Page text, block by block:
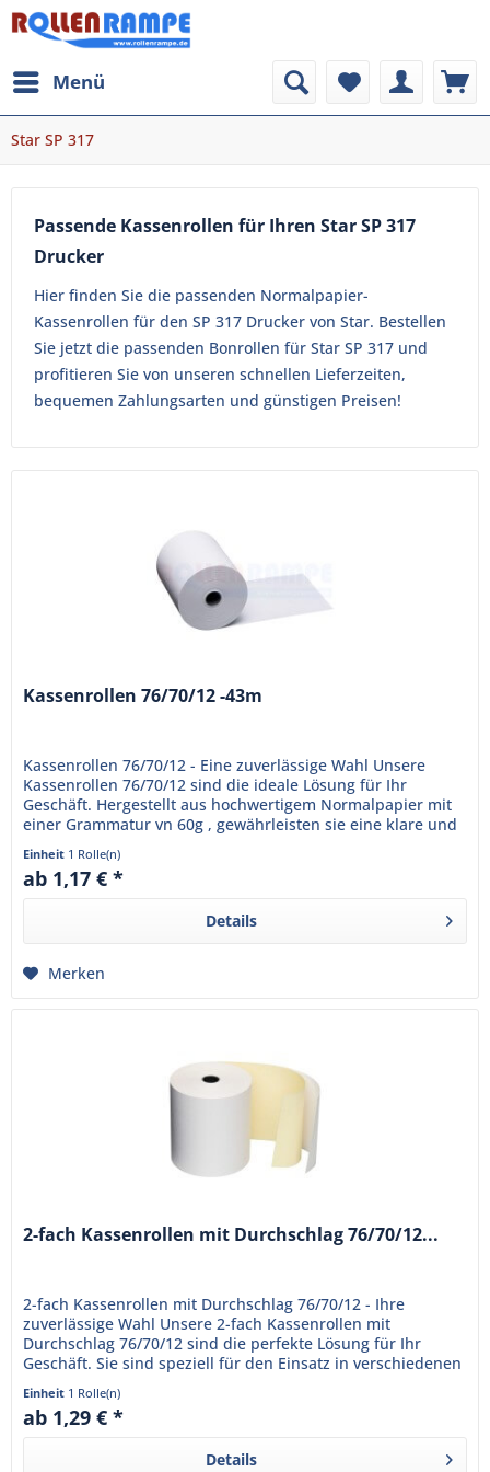
Menü
Star SP 317
Passende Kassenrollen für Ihren Star SP 317
Drucker
Hier finden Sie die passenden Normalpapier-
Kassenrollen für den SP 317 Drucker von Star. Bestellen
Sie jetzt die passenden Bonrollen für Star SP 317 und
profitieren Sie von unseren schnellen Lieferzeiten,
bequemen Zahlungsarten und günstigen Preisen!
Kassenrollen 76/70/12 -43m
Kassenrollen 76/70/12 - Eine zuverlässige Wahl Unsere
Kassenrollen 76/70/12 sind die ideale Lösung für Ihr
Geschäft. Hergestellt aus hochwertigem Normalpapier mit
einer Grammatur vn 60g , gewährleisten sie eine klare und
dauerhafte...
Einheit 1 Rolle(n)
ab 1,17 € *
Details
Merken
2-fach Kassenrollen mit Durchschlag 76/70/12...
2-fach Kassenrollen mit Durchschlag 76/70/12 - Ihre
zuverlässige Wahl Unsere 2-fach Kassenrollen mit
Durchschlag 76/70/12 sind die perfekte Lösung für Ihr
Geschäft. Sie sind speziell für den Einsatz in verschiedenen
Kassensystemen...
Einheit 1 Rolle(n)
ab 1,29 € *
Details